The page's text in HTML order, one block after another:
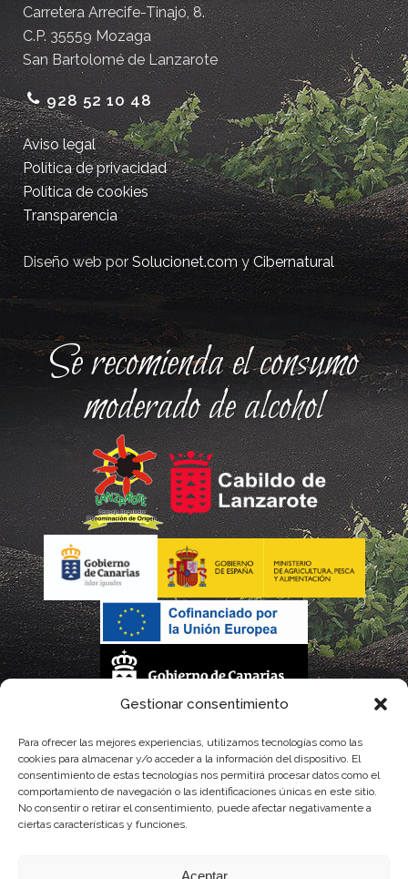
Gestionar consentimiento
Para ofrecer las mejores experiencias, utilizamos tecnologías como las
cookies para almacenar y/o acceder a la información del dispositivo. El
consentimiento de estas tecnologías nos permitirá procesar datos como el
comportamiento de navegación o las identificaciones únicas en este sitio.
No consentir o retirar el consentimiento, puede afectar negativamente a
ciertas características y funciones.
Aceptar
Carretera Arrecife-Tinajo, 8.
C.P. 35559 Mozaga
San Bartolomé de Lanzarote
928 52 10 48
Aviso legal
Política de privacidad
Política de cookies
Transparencia
Diseño web porSolucionet.comyCibernatural
Se recomienda el consumo
moderado de alcohol
parcialmente, por el Gobierno de Canarias
con fondos provenientes del presupuesto de gastos del Instituto Canario de
Calidad Agroalimentaria